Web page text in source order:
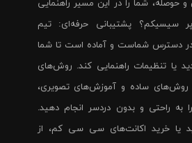
و حوصله، شما را در این مسیر راهنمایی
سیسیکم؟ پشتیبانی حرفه‌ای: تیم
دسترس شماست و آماده است تا شما
یا تنظیمات راهنمایی کند. روش‌های
روش‌های ساده و آموزش‌های تصویری،
به راحتی و بدون دردسر انجام دهید.
یا خرید اکانت‌های سی سی کم، از